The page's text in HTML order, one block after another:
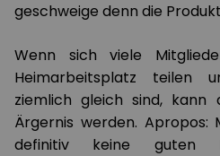
geschweige denn die
Wenn sich viele
Heimarbeitsplatz teilen
ziemlich gleich sind, kann
Ärgernis werden. Apropos:
definitiv keine guten